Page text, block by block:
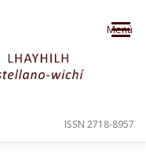
Menú
ISSN 2718-8957